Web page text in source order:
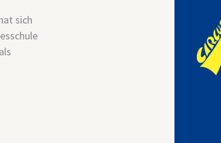
sich